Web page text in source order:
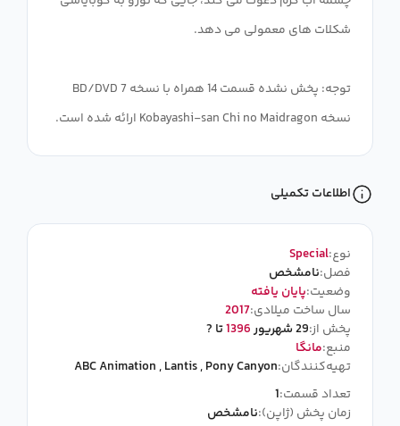
توجه: پخش نشده قسمت 14 همراه با نسخه 7 BD/DVD
نسخه Kobayashi-san Chi no Maidragon ارائه شده است.
اطلاعات تکمیلی
نوع:Special
فصل:نامشخص
وضعیت:پایان یافته
سال ساخت میلادی:2017
پخش از:29 شهریور 1396تا ?
منبع:مانگا
تهیه‌کنندگان:
ABC Animation,Lantis,Pony Canyon
تعداد قسمت:1
زمان پخش (ژاپن):نامشخص